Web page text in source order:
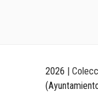
2026 |